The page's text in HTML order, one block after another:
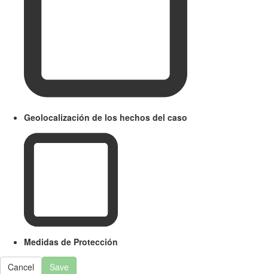
Geolocalización de los hechos del caso
Medidas de Protección
Cancel Save